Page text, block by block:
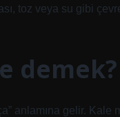
toz veya su gibi
demek?
anlamına gelir.